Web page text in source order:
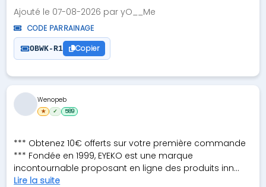
Ajouté le 07-08-2026 par yO__Me
CODE PARRAINAGE
OBWK-R1 Copier
*** Obtenez 10€ offerts sur votre première commande
*** Fondée en 1999, EYEKO est une marque
incontournable proposant en ligne des produits inn...
Lire la suite
Wenopeb
★ ✓ 589